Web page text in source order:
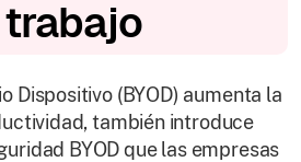
Dispositivo (BYOD) aumenta la
también introduce
BYOD que las empresas